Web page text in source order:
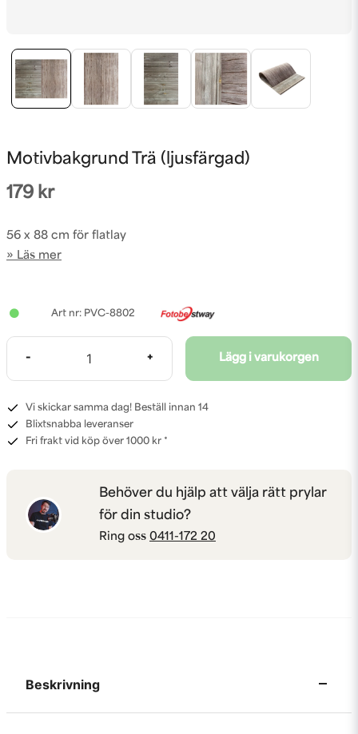
Motivbakgrund Trä (ljusfärgad)
179 kr
56 x 88 cm för flatlay
Läs mer
PVC-8802
- + Lägg i varukorgen
Vi skickar samma dag! Beställ innan 14
Blixtsnabba leveranser
Fri frakt vid köp över 1000 kr *
Behöver du hjälp att välja rätt prylar
för din studio?
Ring oss 0411-172 20
Beskrivning